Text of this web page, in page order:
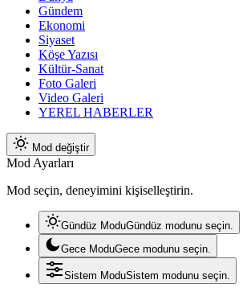
Gündem
Ekonomi
Siyaset
Köşe Yazısı
Kültür-Sanat
Foto Galeri
Video Galeri
YEREL HABERLER
Mod değiştir
Mod Ayarları
Mod seçin, deneyimini kişiselleştirin.
Gündüz ModuGündüz modunu seçin.
Gece ModuGece modunu seçin.
Sistem ModuSistem modunu seçin.